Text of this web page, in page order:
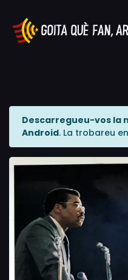
Descarregueu-vos la
Android. La trobareu en